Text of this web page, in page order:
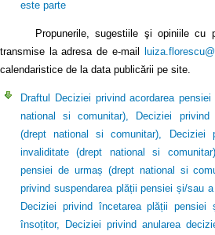
este parte
Propunerile, sugestiile şi opiniile cu
transmise la adresa de e-mail
calendaristice de la data publicării pe site.
Draftul Deciziei privind acordarea
national si comunitar), Deciziei privind
(drept national si comunitar), Deciziei
invaliditate (drept national si
pensiei de urmaș (drept national si
privind suspendarea plății pensiei și/sau
Deciziei privind încetarea plății pensiei
însoțitor, Deciziei privind anularea